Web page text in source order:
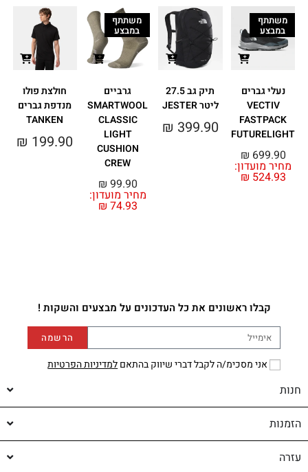
משתתף
במבצע
נעלי גברים
VECTIV
FASTPACK
FUTURELIGHT
מחיר מועדון:
₪ 524.93
₪ 699.90
תיק גב 27.5
ליטר JESTER
₪ 399.90
משתתף
במבצע
גרביים
SMARTWOOL
CLASSIC
LIGHT
CUSHION
CREW
מחיר מועדון:
₪ 74.93
₪ 99.90
חולצת פולו
מנדפת גברים
TANKEN
₪ 199.90
קבלו ראשונים את כל העדכונים על מבצעים והשקות !
אני מסכימ/ה לקבל דברי שיווק בהתאםלמדיניות הפרטיות
הרשמה
חנות
הזמנות
עזרה